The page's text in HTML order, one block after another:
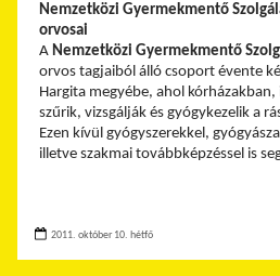
Nemzetközi Gyermekmentő
orvosai
A Nemzetközi Gyermekmentő
orvos tagjaiból álló csoport évente
Hargita megyébe, ahol
szűrik, vizsgálják és gyógykezelik a
Ezen kívül gyógyszerekkel,
illetve szakmai továbbképzéssel is
2011. október 10. hétfő